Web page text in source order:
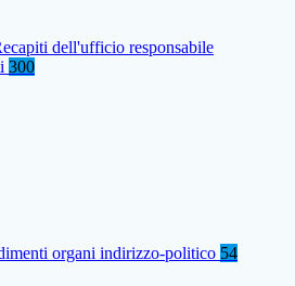
dell'ufficio responsabile
300
organi indirizzo-politico 54